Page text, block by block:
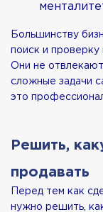
Большинству
поиск и проверку
Они не
сложные задачи
это
Решить,
продавать
Перед тем как
нужно решить,